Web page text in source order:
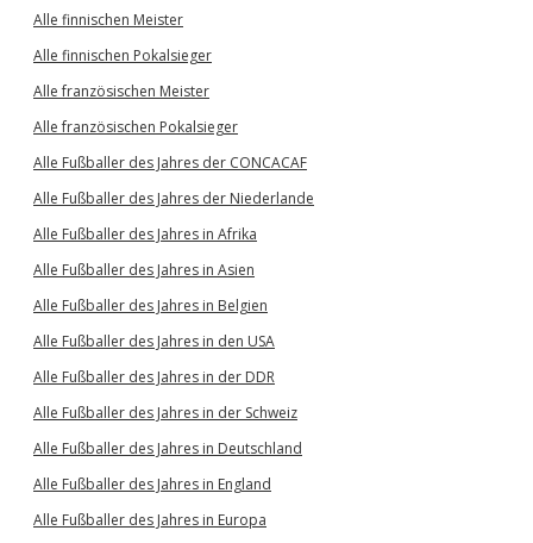
Alle finnischen Meister
Alle finnischen Pokalsieger
Alle französischen Meister
Alle französischen Pokalsieger
Alle Fußballer des Jahres der CONCACAF
Alle Fußballer des Jahres der Niederlande
Alle Fußballer des Jahres in Afrika
Alle Fußballer des Jahres in Asien
Alle Fußballer des Jahres in Belgien
Alle Fußballer des Jahres in den USA
Alle Fußballer des Jahres in der DDR
Alle Fußballer des Jahres in der Schweiz
Alle Fußballer des Jahres in Deutschland
Alle Fußballer des Jahres in England
Alle Fußballer des Jahres in Europa